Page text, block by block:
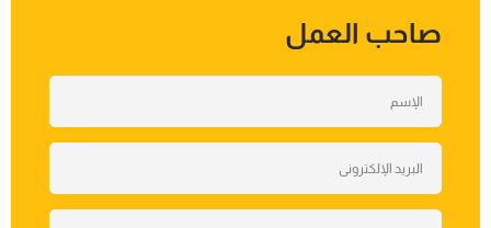
صاحب العمل